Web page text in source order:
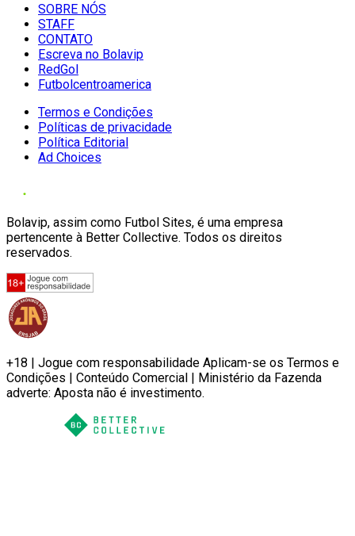
SOBRE NÓS
STAFF
CONTATO
Escreva no Bolavip
RedGol
Futbolcentroamerica
Termos e Condições
Políticas de privacidade
Política Editorial
Ad Choices
Bolavip, assim como Futbol Sites, é uma empresa
pertencente à Better Collective. Todos os direitos
reservados.
+18 | Jogue com responsabilidade Aplicam-se os Termos e
Condições | Conteúdo Comercial | Ministério da Fazenda
adverte: Aposta não é investimento.